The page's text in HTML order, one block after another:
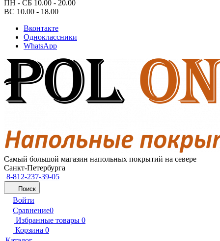
ПН - СБ 10.00 - 20.00
ВС 10.00 - 18.00
Вконтакте
Одноклассники
WhatsApp
Самый большой магазин напольных покрытий на севере
Санкт-Петербурга
8-812-237-39-05
Поиск
Войти
Сравнение0
Избранные товары 0
Корзина 0